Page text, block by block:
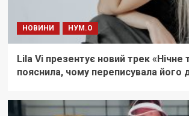
НОВИНИ НУМ.О
Lila Vi презентує новий трек «Нічне
пояснила, чому переписувала його